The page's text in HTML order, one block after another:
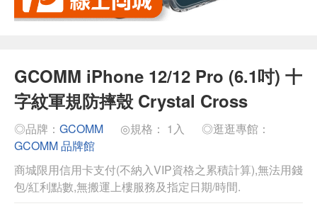
GCOMM iPhone 12/12 Pro (6.1吋) 十
字紋軍規防摔殼 Crystal Cross
◎品牌： GCOMM ◎規格： 1入
◎逛逛專館：
GCOMM 品牌館
商城限用信用卡支付(不納入VIP資格之累積計算),無法用錢
包/紅利點數,無搬運上樓服務及指定日期/時間.